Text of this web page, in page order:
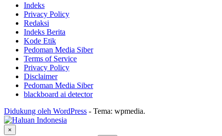
Indeks
Privacy Policy
Redaksi
Indeks Berita
Kode Etik
Pedoman Media Siber
Terms of Service
Privacy Policy
Disclaimer
Pedoman Media Siber
blackboard ai detector
Didukung oleh WordPress - Tema: wpmedia.
×